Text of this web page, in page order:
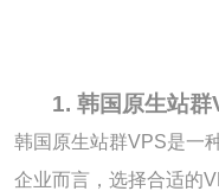
1. 韩国原生站
韩国原生站群VPS是一
企业而言，选择合适的